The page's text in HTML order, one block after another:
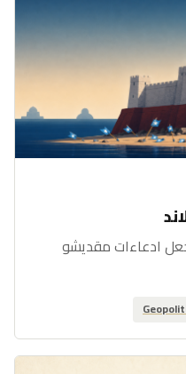
ادعاءات مقديشو